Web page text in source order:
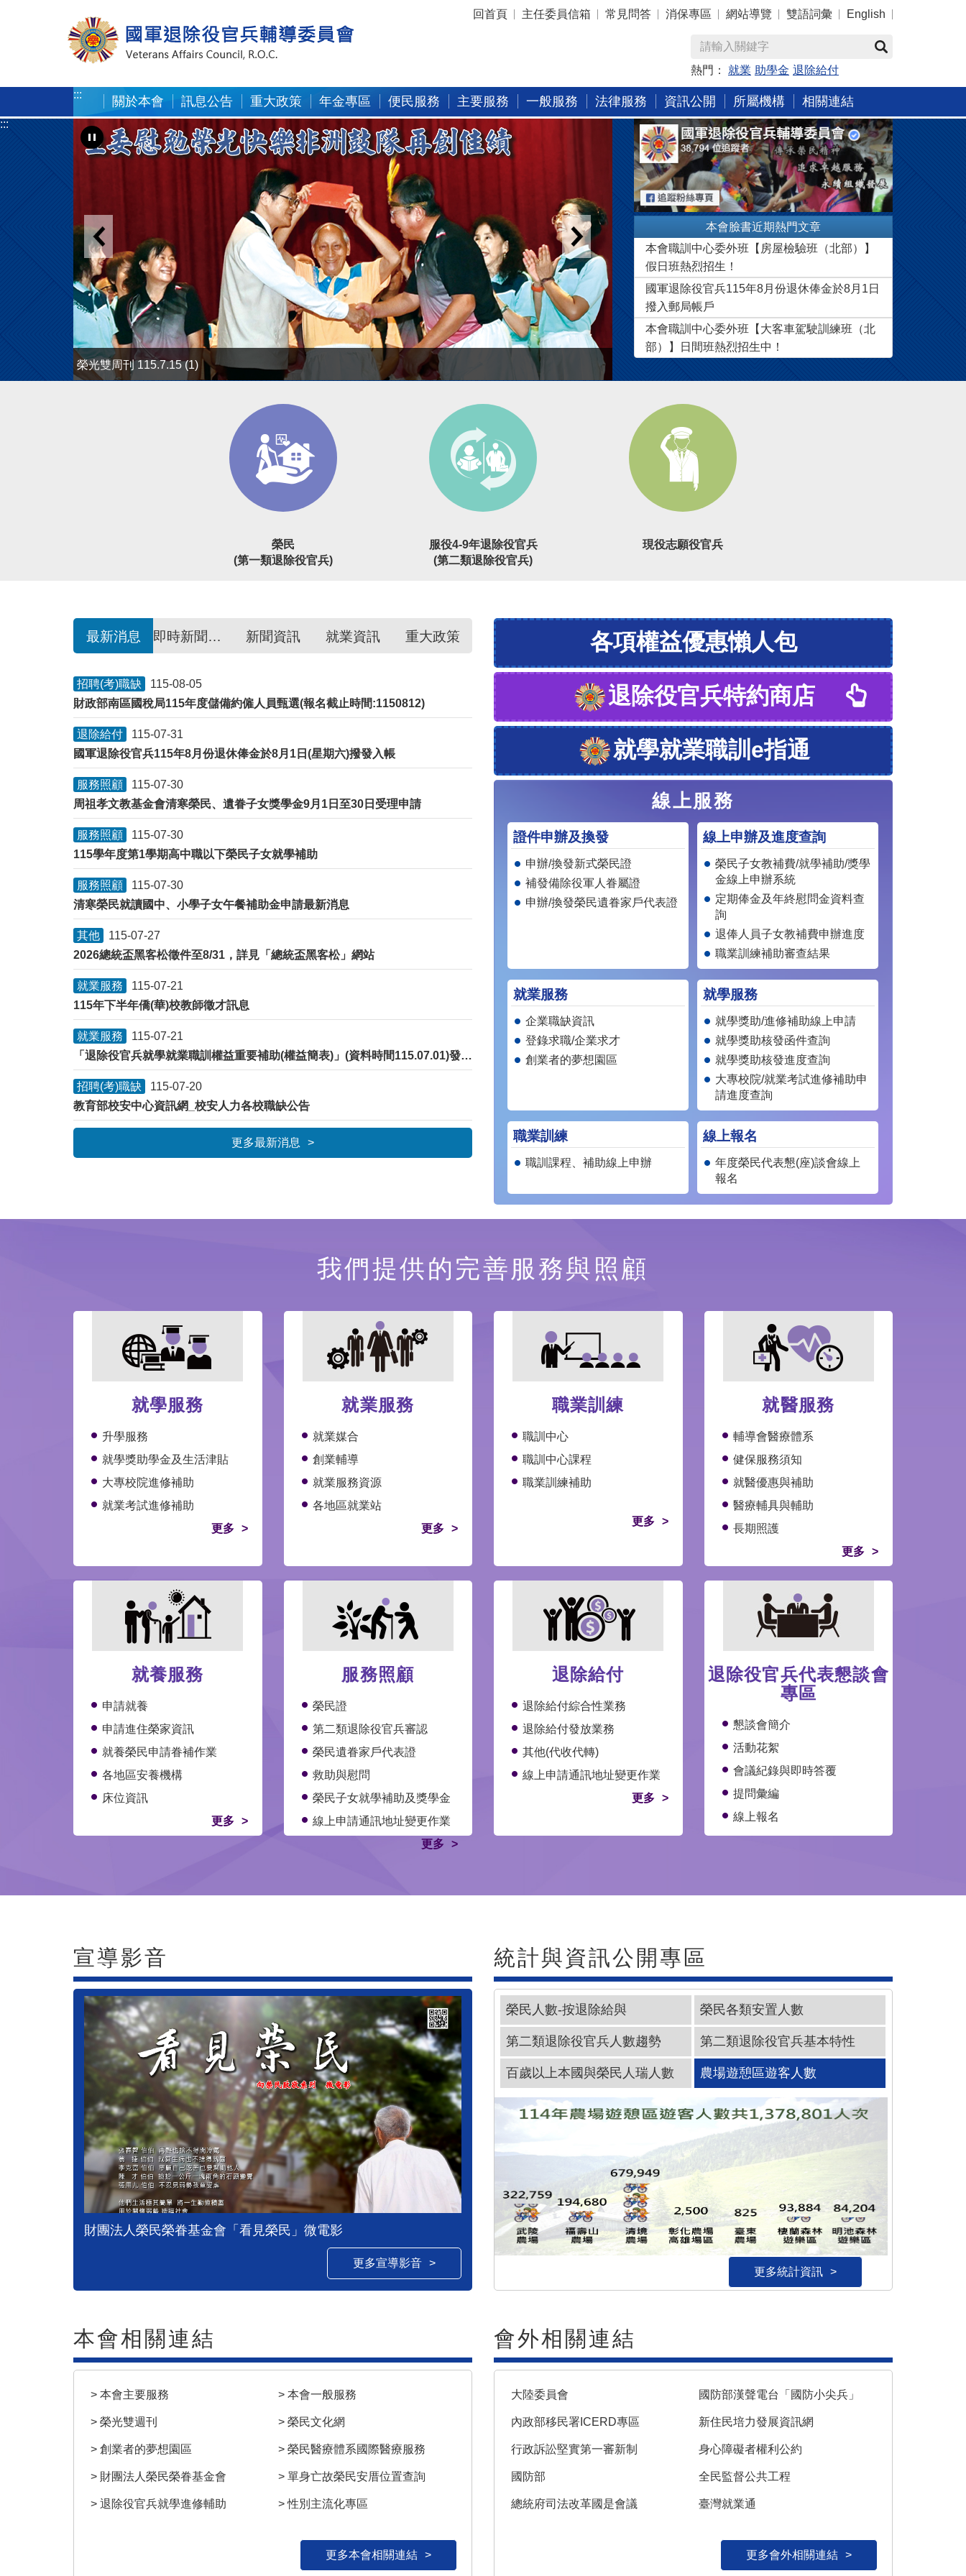
:::
回首頁 主任委員信箱 常見問答 消保專區 網站導覽 雙語詞彙 English
熱門： 就業 助學金 退除給付
:::
關於本會 訊息公告 重大政策 年金專區 便民服務 主要服務 一般服務 法律服務 資訊公開 所屬機構 相關連結
:::
榮光雙周刊 115.7.15 (1)
本會臉書近期熱門文章
本會職訓中心委外班【房屋檢驗班（北部）】
假日班熱烈招生！
國軍退除役官兵115年8月份退休俸金於8月1日
撥入郵局帳戶
本會職訓中心委外班【大客車駕駛訓練班（北
部）】日間班熱烈招生中！
榮民
(第一類退除役官兵)
服役4-9年退除役官兵
(第二類退除役官兵)
現役志願役官兵
最新消息
招聘(考)職缺
115-08-05
財政部南區國稅局115年度儲備約僱人員甄選(報名截止時間:1150812)
退除給付
115-07-31
國軍退除役官兵115年8月份退休俸金於8月1日(星期六)撥發入帳
服務照顧
115-07-30
周祖孝文教基金會清寒榮民、遺眷子女獎學金9月1日至30日受理申請
服務照顧
115-07-30
115學年度第1學期高中職以下榮民子女就學補助
服務照顧
115-07-30
清寒榮民就讀國中、小學子女午餐補助金申請最新消息
其他
115-07-27
2026總統盃黑客松徵件至8/31，詳見「總統盃黑客松」網站
就業服務
115-07-21
115年下半年僑(華)校教師徵才訊息
就業服務
115-07-21
「退除役官兵就學就業職訓權益重要補助(權益簡表)」(資料時間115.07.01)發文版
招聘(考)職缺
115-07-20
教育部校安中心資訊網_校安人力各校職缺公告
更多最新消息
即時新聞澄清 新聞資訊 就業資訊 重大政策 各項權益優惠懶人包
退除役官兵特約商店
就學就業職訓e指通
線上服務
證件申辦及換發
申辦/換發新式榮民證
補發備除役軍人眷屬證
申辦/換發榮民遺眷家戶代表證
線上申辦及進度查詢
榮民子女教補費/就學補助/獎學
金線上申辦系統
定期俸金及年終慰問金資料查
詢
退俸人員子女教補費申辦進度
職業訓練補助審查結果
就業服務
企業職缺資訊
登錄求職/企業求才
創業者的夢想園區
就學服務
就學獎助/進修補助線上申請
就學獎助核發函件查詢
就學獎助核發進度查詢
大專校院/就業考試進修補助申
請進度查詢
職業訓練
職訓課程、補助線上申辦
線上報名
年度榮民代表懇(座)談會線上
報名
我們提供的完善服務與照顧
就學服務
升學服務
就學獎助學金及生活津貼
大專校院進修補助
就業考試進修補助
更多
就業服務
就業媒合
創業輔導
就業服務資源
各地區就業站
更多
職業訓練
職訓中心
職訓中心課程
職業訓練補助
更多
就醫服務
輔導會醫療體系
健保服務須知
就醫優惠與補助
醫療輔具與輔助
長期照護
更多
就養服務
申請就養
申請進住榮家資訊
就養榮民申請眷補作業
各地區安養機構
床位資訊
更多
服務照顧
榮民證
第二類退除役官兵審認
榮民遺眷家戶代表證
救助與慰問
榮民子女就學補助及獎學金
線上申請通訊地址變更作業
更多
退除給付
退除給付綜合性業務
退除給付發放業務
其他(代收代轉)
線上申請通訊地址變更作業
更多
退除役官兵代表懇談會
專區
懇談會簡介
活動花絮
會議紀錄與即時答覆
提問彙編
線上報名
宣導影音
財團法人榮民榮眷基金會「看見榮民」微電影
更多宣導影音
統計與資訊公開專區
榮民人數-按退除給與
更多統計資訊
榮民各類安置人數
更多統計資訊
第二類退除役官兵人數趨勢
更多統計資訊
第二類退除役官兵基本特性
更多統計資訊
百歲以上本國與榮民人瑞人數
更多統計資訊
農場遊憩區遊客人數
更多統計資訊
本會相關連結
> 本會主要服務 > 本會一般服務
> 榮光雙週刊 > 榮民文化網
> 創業者的夢想園區 > 榮民醫療體系國際醫療服務
> 財團法人榮民榮眷基金會 > 單身亡故榮民安厝位置查詢
> 退除役官兵就學進修輔助 > 性別主流化專區
更多本會相關連結
會外相關連結
大陸委員會 國防部漢聲電台「國防小尖兵」
內政部移民署ICERD專區 新住民培力發展資訊網
行政訴訟堅實第一審新制 身心障礙者權利公約
國防部 全民監督公共工程
總統府司法改革國是會議 臺灣就業通
更多會外相關連結